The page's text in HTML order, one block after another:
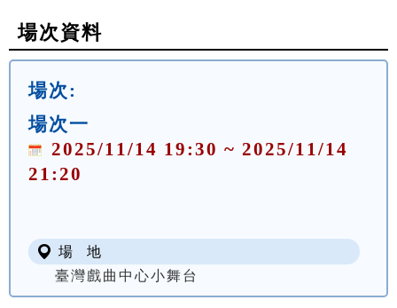
場次資料
場次:
場次一
2025/11/14 19:30 ~ 2025/11/14
21:20
場 地
臺灣戲曲中心小舞台